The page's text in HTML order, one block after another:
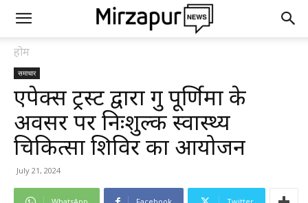
होम
समाचार
एपेक्स ट्रस्ट द्वारा गुरु पूर्णिमा के
अवसर पर निःशुल्क स्वास्थ्य
चिकित्सा शिविर का आयोजन
July 21, 2024